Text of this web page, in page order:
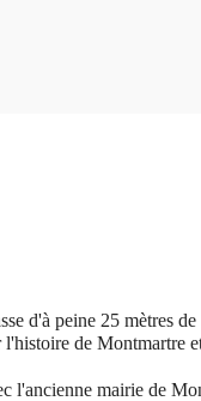
d'à peine 25 mètres
de Montmartre
l'ancienne mairie de